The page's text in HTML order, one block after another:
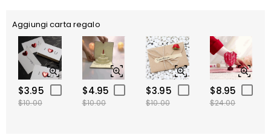
Aggiungi carta regalo
$3.95
$10.00
$4.95
$10.00
$3.95
$10.00
$8.95
$24.00